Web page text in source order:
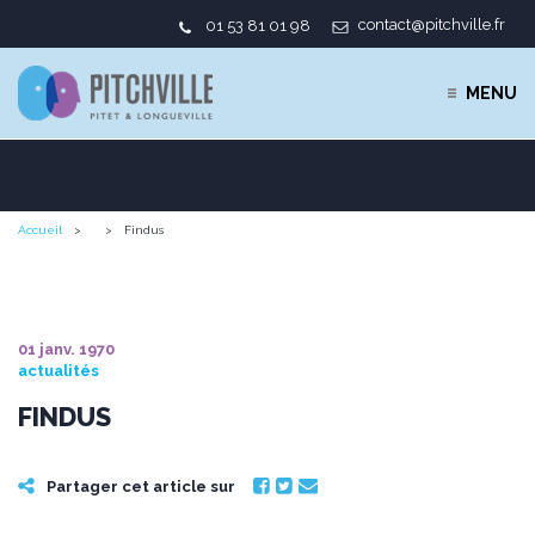
01 53 81 01 98 contact@pitchville.fr
MENU
Accueil Findus
01 janv. 1970
actualités
FINDUS
Partager cet article sur